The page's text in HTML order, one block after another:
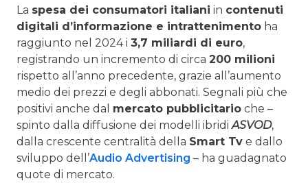
La spesa dei consumatori italiani in contenuti
digitali d’informazione e intrattenimento ha
raggiunto nel 2024 i 3,7 miliardi di euro,
registrando un incremento di circa 200 milioni
rispetto all’anno precedente, grazie all’aumento
medio dei prezzi e degli abbonati. Segnali più che
positivi anche dal mercato pubblicitario che –
spinto dalla diffusione dei modelli ibridiASVOD,
dalla crescente centralità della Smart Tv e dallo
sviluppo dell’Audio Advertising – ha guadagnato
quote di mercato.